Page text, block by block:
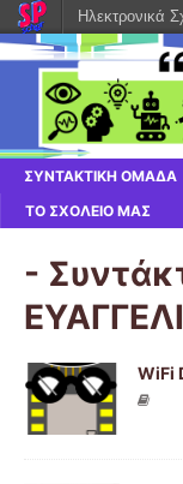
ΣΥΝΤΑΚΤΙΚΗ ΟΜΑΔΑ
ΤΟ ΣΧΟΛΕΙΟ ΜΑΣ
-
WiFi
Ηλεκτρονικά